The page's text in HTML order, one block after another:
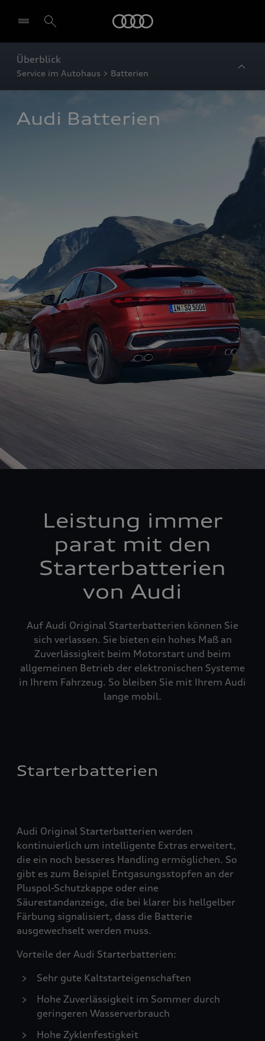
Überblick
Service im Autohaus > Batterien
Audi Batterien
Leistung immer
parat mit den
Starterbatterien
von Audi
Auf Audi Original Starterbatterien können Sie
sich verlassen. Sie bieten ein hohes Maß an
Zuverlässigkeit beim Motorstart und beim
allgemeinen Betrieb der elektronischen Systeme
in Ihrem Fahrzeug. So bleiben Sie mit Ihrem Audi
lange mobil.
Starterbatterien
Audi Original Starterbatterien werden
kontinuierlich um intelligente Extras erweitert,
die ein noch besseres Handling ermöglichen. So
gibt es zum Beispiel Entgasungsstopfen an der
Pluspol-Schutzkappe oder eine
Säurestandanzeige, die bei klarer bis hellgelber
Färbung signalisiert, dass die Batterie
ausgewechselt werden muss.
Vorteile der Audi Starterbatterien:
Sehr gute Kaltstarteigenschaften
Hohe Zuverlässigkeit im Sommer durch
geringeren Wasserverbrauch
Hohe Zyklenfestigkeit